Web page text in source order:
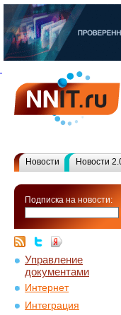
Новости Новости
Подписка на новости:
Управление
документами
Интернет
Интеграция